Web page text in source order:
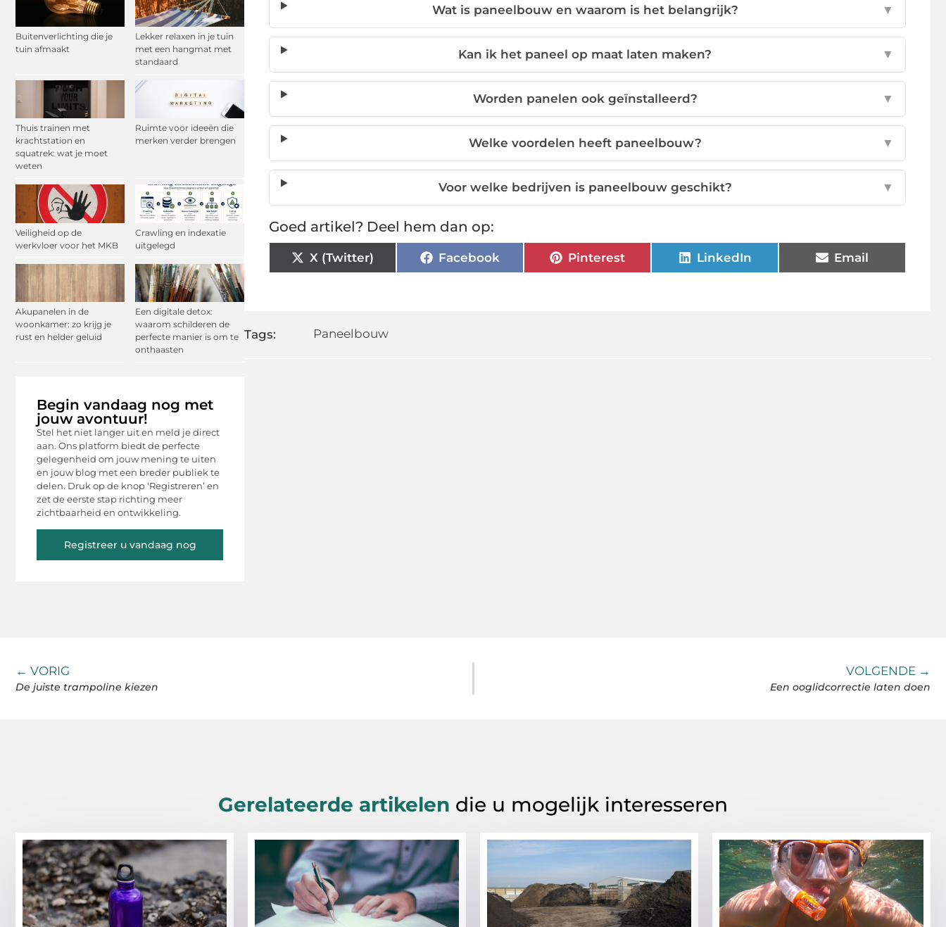
Buitenverlichting die je
tuin afmaakt
Lekker relaxen in je tuin
met een hangmat met
standaard
Thuis trainen met
krachtstation en
squatrek: wat je moet
weten
Ruimte voor ideeën die
merken verder brengen
Veiligheid op de
werkvloer voor het MKB
Crawling en indexatie
uitgelegd
Akupanelen in de
woonkamer: zo krijg je
rust en helder geluid
Een digitale detox:
waarom schilderen de
perfecte manier is om te
onthaasten
Begin vandaag nog met
jouw avontuur!
Stel het niet langer uit en meld je direct
aan. Ons platform biedt de perfecte
gelegenheid om jouw mening te uiten
en jouw blog met een breder publiek te
delen. Druk op de knop ‘Registreren’ en
zet de eerste stap richting meer
zichtbaarheid en ontwikkeling.
Registreer u vandaag nog
Wat is paneelbouw en waarom is het belangrijk? ▼
Kan ik het paneel op maat laten maken? ▼
Worden panelen ook geïnstalleerd? ▼
Welke voordelen heeft paneelbouw? ▼
Voor welke bedrijven is paneelbouw geschikt? ▼
Goed artikel? Deel hem dan op:
X (Twitter) Facebook Pinterest LinkedIn Email
Tags: Paneelbouw
← VORIG
De juiste trampoline kiezen
VOLGENDE →
Een ooglidcorrectie laten doen
Gerelateerde artikelen die u mogelijk interesseren